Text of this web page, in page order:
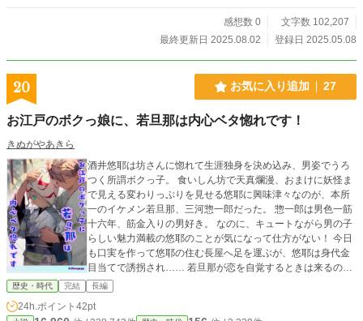
感想数 0
文字数 102,207
最終更新日 2025.08.02
登録日 2025.05.08
20 お気に入り追加 27
お江戸のボクっ娘に、若旦那は内心ベタ惚れです！
きぬがやあきら
酒井悠耶は坊さんに惚れて生涯独身を決め込み、男姿でうろ
つく所謂ボクっ子。 食いしん坊で天真爛漫、おまけに妖怪ま
で見える変わりっぷりを見せる悠耶に興味津々なのが、本所
一のイケメン若旦那、三河惣一郎だった。 惣一郎は男色一筋
十六年、筋金入りの男好き。 なのに、キュートながら男の子
らしい魅力満載の悠耶のことが気になって仕方がない！ 今日
も口実を作って悠耶の住む長屋へ足を運ぶが、悠耶は身代金
目当てで誘拐され…… 若旦那が恋を自覚するときは来るの
か？ 天然少女×妖怪×残念なイケメンのラブコメディ。 ※当時
の時代考証で登場人物の年齢を設定しております。 ちょっと
現代の常識とはずれていますが、当時としてはアリなはずな
歴史・時代 完結 長編
24h.ポイント 42pt